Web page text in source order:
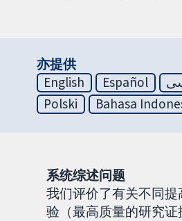
亦提供
English
Español
Polski
Bahasa
系统综述问题
我们评价了有关不同
验（最高质量的研究证